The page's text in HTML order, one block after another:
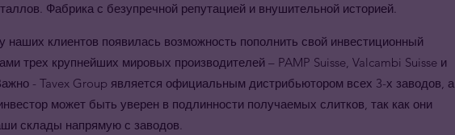
Фабрика с безупречной репутацией и внушительной историей.
наших клиентов появилась возможность пополнить свой инвестиционный
трех крупнейших мировых производителей – PAMP Suisse, Valcambi Suisse и
- Tavex Group является официальным дистрибьютором всех 3-х заводов, а
может быть уверен в подлинности получаемых слитков, так как они
склады напрямую с заводов.